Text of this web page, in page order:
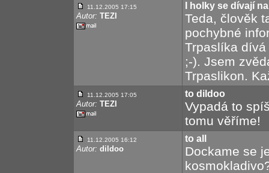
11.12.2005 17:15
Autor: TEZI
I holky se dívají
Teda, člověk
pochybné
Trpaslíka
;-). Jsem
Trpaslikon.
11.12.2005 17:05
Autor: TEZI
to dildoo
Vypadá to
tomu věříme!
11.12.2005 16:12
Autor: dildoo
to all
Dockame se